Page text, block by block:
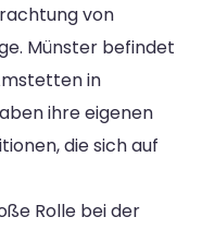
von
Münster befindet
in
ihre eigenen
die sich auf
Rolle bei der